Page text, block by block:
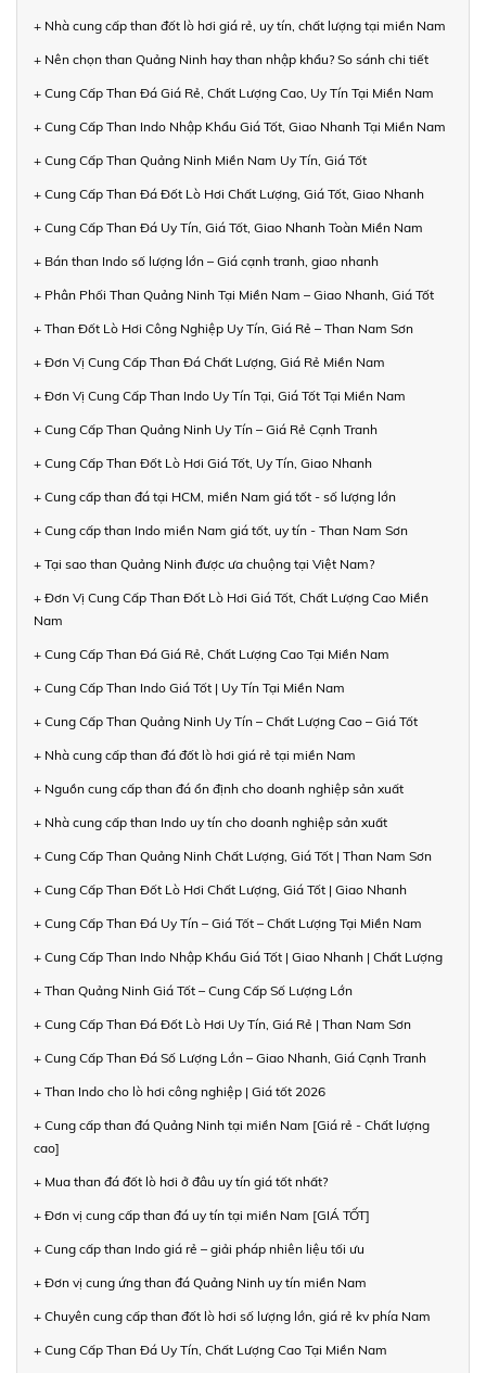
+ Nhà cung cấp than đốt lò hơi giá rẻ, uy tín, chất lượng tại miền Nam
+ Nên chọn than Quảng Ninh hay than nhập khẩu? So sánh chi tiết
+ Cung Cấp Than Đá Giá Rẻ, Chất Lượng Cao, Uy Tín Tại Miền Nam
+ Cung Cấp Than Indo Nhập Khẩu Giá Tốt, Giao Nhanh Tại Miền Nam
+ Cung Cấp Than Quảng Ninh Miền Nam Uy Tín, Giá Tốt
+ Cung Cấp Than Đá Đốt Lò Hơi Chất Lượng, Giá Tốt, Giao Nhanh
+ Cung Cấp Than Đá Uy Tín, Giá Tốt, Giao Nhanh Toàn Miền Nam
+ Bán than Indo số lượng lớn – Giá cạnh tranh, giao nhanh
+ Phân Phối Than Quảng Ninh Tại Miền Nam – Giao Nhanh, Giá Tốt
+ Than Đốt Lò Hơi Công Nghiệp Uy Tín, Giá Rẻ – Than Nam Sơn
+ Đơn Vị Cung Cấp Than Đá Chất Lượng, Giá Rẻ Miền Nam
+ Đơn Vị Cung Cấp Than Indo Uy Tín Tại, Giá Tốt Tại Miền Nam
+ Cung Cấp Than Quảng Ninh Uy Tín – Giá Rẻ Cạnh Tranh
+ Cung Cấp Than Đốt Lò Hơi Giá Tốt, Uy Tín, Giao Nhanh
+ Cung cấp than đá tại HCM, miền Nam giá tốt - số lượng lớn
+ Cung cấp than Indo miền Nam giá tốt, uy tín - Than Nam Sơn
+ Tại sao than Quảng Ninh được ưa chuộng tại Việt Nam?
+ Đơn Vị Cung Cấp Than Đốt Lò Hơi Giá Tốt, Chất Lượng Cao Miền
Nam
+ Cung Cấp Than Đá Giá Rẻ, Chất Lượng Cao Tại Miền Nam
+ Cung Cấp Than Indo Giá Tốt | Uy Tín Tại Miền Nam
+ Cung Cấp Than Quảng Ninh Uy Tín – Chất Lượng Cao – Giá Tốt
+ Nhà cung cấp than đá đốt lò hơi giá rẻ tại miền Nam
+ Nguồn cung cấp than đá ổn định cho doanh nghiệp sản xuất
+ Nhà cung cấp than Indo uy tín cho doanh nghiệp sản xuất
+ Cung Cấp Than Quảng Ninh Chất Lượng, Giá Tốt | Than Nam Sơn
+ Cung Cấp Than Đốt Lò Hơi Chất Lượng, Giá Tốt | Giao Nhanh
+ Cung Cấp Than Đá Uy Tín – Giá Tốt – Chất Lượng Tại Miền Nam
+ Cung Cấp Than Indo Nhập Khẩu Giá Tốt | Giao Nhanh | Chất Lượng
+ Than Quảng Ninh Giá Tốt – Cung Cấp Số Lượng Lớn
+ Cung Cấp Than Đá Đốt Lò Hơi Uy Tín, Giá Rẻ | Than Nam Sơn
+ Cung Cấp Than Đá Số Lượng Lớn – Giao Nhanh, Giá Cạnh Tranh
+ Than Indo cho lò hơi công nghiệp | Giá tốt 2026
+ Cung cấp than đá Quảng Ninh tại miền Nam [Giá rẻ - Chất lượng
cao]
+ Mua than đá đốt lò hơi ở đâu uy tín giá tốt nhất?
+ Đơn vị cung cấp than đá uy tín tại miền Nam [GIÁ TỐT]
+ Cung cấp than Indo giá rẻ – giải pháp nhiên liệu tối ưu
+ Đơn vị cung ứng than đá Quảng Ninh uy tín miền Nam
+ Chuyên cung cấp than đốt lò hơi số lượng lớn, giá rẻ kv phía Nam
+ Cung Cấp Than Đá Uy Tín, Chất Lượng Cao Tại Miền Nam